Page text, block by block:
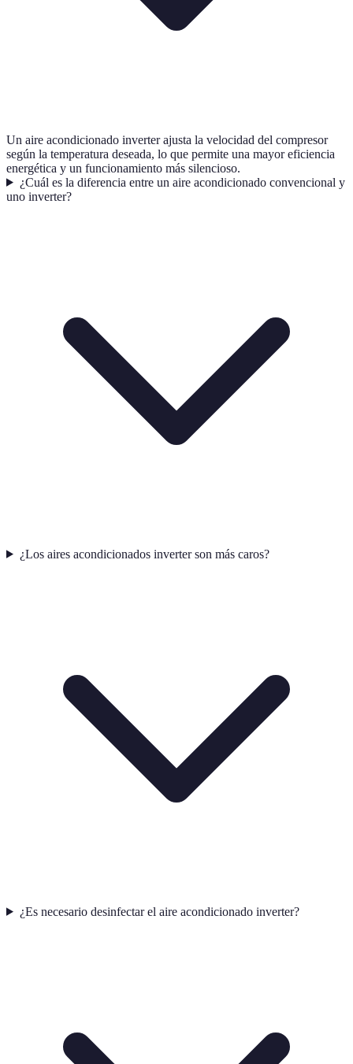
Un aire acondicionado inverter ajusta la velocidad del compresor
según la temperatura deseada, lo que permite una mayor eficiencia
energética y un funcionamiento más silencioso.
¿Cuál es la diferencia entre un aire acondicionado convencional y
uno inverter?
¿Los aires acondicionados inverter son más caros?
¿Es necesario desinfectar el aire acondicionado inverter?